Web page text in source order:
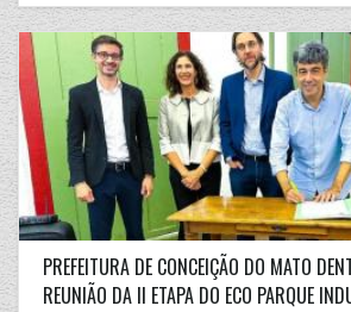
PREFEITURA DE CONCEIÇÃO DO MATO
REUNIÃO DA II ETAPA DO ECO PARQUE